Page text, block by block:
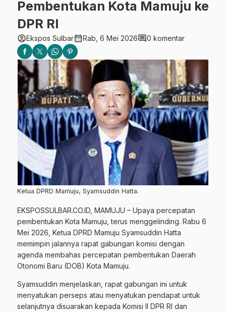
Pembentukan Kota Mamuju ke
DPR RI
account_circleEkspos Sulbarcalendar_monthRab, 6 Mei 2026comment0 komentar
Ketua DPRD Mamuju, Syamsuddin Hatta.
EKSPOSSULBAR.CO.ID, MAMUJU – Upaya percepatan
pembentukan Kota Mamuju, terus menggelinding. Rabu 6
Mei 2026, Ketua DPRD Mamuju Syamsuddin Hatta
memimpin jalannya rapat gabungan komisi dengan
agenda membahas percepatan pembentukan Daerah
Otonomi Baru (DOB) Kota Mamuju.
Syamsuddin menjelaskan, rapat gabungan ini untuk
menyatukan perseps atau menyatukan pendapat untuk
selanjutnya disuarakan kepada Komisi II DPR RI dan